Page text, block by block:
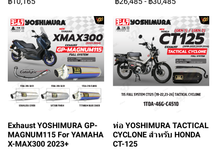
Exhaust YOSHIMURA GP-
MAGNUM115 For YAMAHA
X-MAX300 2023+
ท่อ YOSHIMURA TACTICAL
CYCLONE สำหรับ HONDA
CT-125